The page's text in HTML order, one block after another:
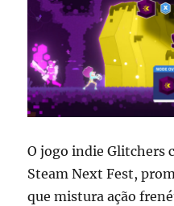
O jogo indie Glitchers
Steam Next Fest,
que mistura ação